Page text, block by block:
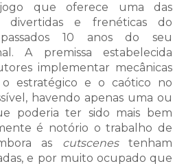
que oferece uma das
divertidas e frenéticas do
10 anos do seu
A premissa estabelecida
implementar mecânicas
estratégico e o caótico no
havendo apenas uma ou
poderia ter sido mais bem
é notório o trabalho de
as cutscenestenham
e por muito ocupado que